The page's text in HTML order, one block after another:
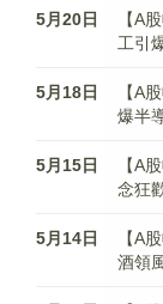
5月20日
【A
工引
5月18日
【A
爆半
5月15日
【A
念狂
5月14日
【A
酒領